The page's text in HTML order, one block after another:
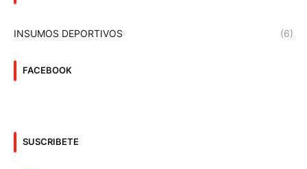
INSUMOS DEPORTIVOS (6)
FACEBOOK
SUSCRIBETE